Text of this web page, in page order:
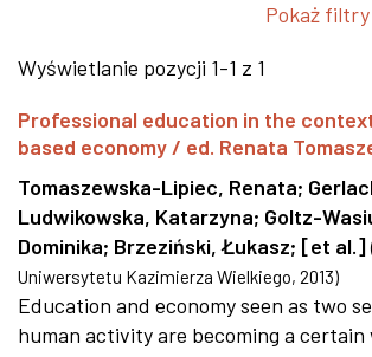
Pokaż
Wyświetlanie pozycji 1-1 z 1
Professional education in the
based economy / ed. Renata
Tomaszewska-Lipiec, Renata;
Ludwikowska, Katarzyna; Goltz-
Dominika; Brzeziński, Łukasz; [et al.]
Uniwersytetu Kazimierza Wielkiego, 2013)
Education and economy seen as two
human activity are becoming a certain